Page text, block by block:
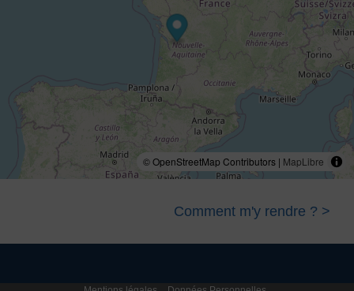
© OpenStreetMap Contributors | MapLibre
Comment m'y rendre ? >